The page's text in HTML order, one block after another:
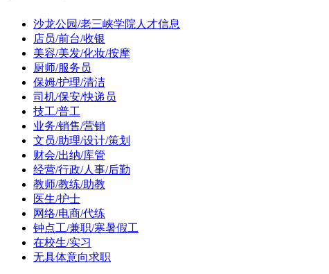
沙龙公园/老三峡学院人才信息
店员/前台/收银
美容/美发/化妆/按摩
厨师/服务员
保姆/护理/清洁
司机/保安/快递员
技工/普工
业务/销售/营销
文员/助理/设计/策划
财会/出纳/库管
经营/行政/人事/后勤
教师/教练/助教
医生/护士
网络/电商/代练
钟点工/兼职/寒暑假工
在校生/实习
无具体意向求职